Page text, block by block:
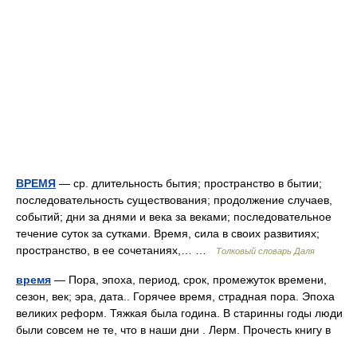
ВРЕМЯ — ср. длительность бытия; пространство в бытии;
последовательность существования; продолжение случаев,
событий; дни за днями и века за веками; последовательное
течение суток за сутками. Время, сила в своих развитиях;
пространство, в ее сочетаниях,… …
Толковый словарь Даля
время — Пора, эпоха, период, срок, промежуток времени,
сезон, век; эра, дата.. Горячее время, страдная пора. Эпоха
великих реформ. Тяжкая была година. В старинны годы люди
были совсем не те, что в наши дни . Лерм. Прочесть книгу в